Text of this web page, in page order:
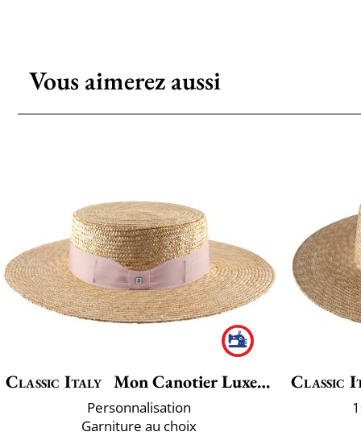
Vous aimerez aussi
Classic Italy Mon Canotier Luxe Large
Personnalisation
Garniture au choix
Classic